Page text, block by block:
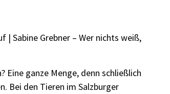
| Sabine Grebner – Wer nichts weiß,
ganze Menge, denn schließlich
Bei den Tieren im Salzburger